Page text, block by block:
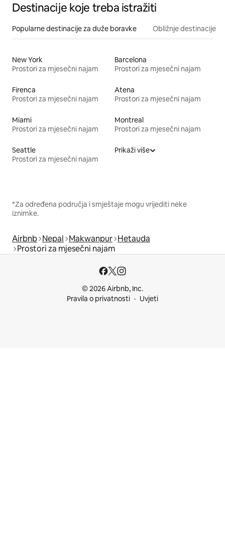
Destinacije koje treba istražiti
Popularne destinacije za duže boravke Obližnje destinacije
New York
Prostori za mjesečni najam
Barcelona
Prostori za mjesečni najam
Firenca
Prostori za mjesečni najam
Atena
Prostori za mjesečni najam
Miami
Prostori za mjesečni najam
Montreal
Prostori za mjesečni najam
Seattle
Prostori za mjesečni najam
Prikaži više
*Za određena područja i smještaje mogu vrijediti neke
iznimke.
Airbnb Nepal Makwanpur Hetauda
Prostori za mjesečni najam
© 2026 Airbnb, Inc.
Pravila o privatnosti
Uvjeti